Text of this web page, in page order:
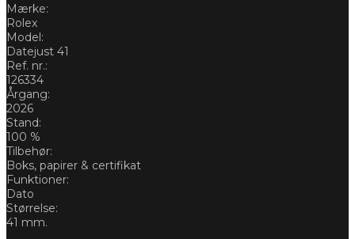
Mærke:
Rolex
Model:
Datejust 41
Ref. nr.:
126334
Årgang:
2026
Stand:
100 %
Tilbehør:
Boks, papirer & certifikat
Funktioner:
Dato
Størrelse:
41 mm.